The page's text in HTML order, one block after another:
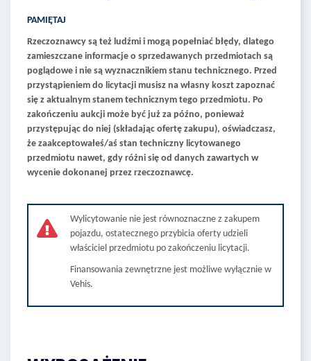
PAMIĘTAJ
Rzeczoznawcy są też ludźmi i mogą popełniać błędy, dlatego
zamieszczane informacje o sprzedawanych przedmiotach są
poglądowe i nie są wyznacznikiem stanu technicznego. Przed
przystąpieniem do licytacji musisz na własny koszt zapoznać
się z aktualnym stanem technicznym tego przedmiotu. Po
zakończeniu aukcji może być już za późno, ponieważ
przystępując do niej (składając ofertę zakupu), oświadczasz,
że zaakceptowałeś/aś stan techniczny licytowanego
przedmiotu nawet, gdy różni się od danych zawartych w
wycenie dokonanej przez rzeczoznawcę.
Wylicytowanie nie jest równoznaczne z zakupem
pojazdu, ostatecznego przybicia oferty udzieli
właściciel przedmiotu po zakończeniu licytacji.
Finansowania zewnętrzne jest możliwe wyłącznie w
Vehis.